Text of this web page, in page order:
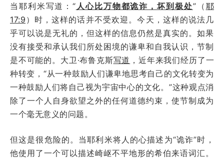
当耶利米写道：“ 人心比万物都诡诈，坏到极处”（ 耶
17:9 ）时，这样的话并不受欢迎。今天，这样的说法几
乎可以说是无礼的，但这样的信息仍然是真实的。如果
没有接受和承认我们所处困境的谦卑和自我认识，节制
是不可能的。大卫·布鲁克斯写道 ，近年来我们经历了一
种转变，“从一种鼓励人们谦卑地思考自己的文化转变为
一种鼓励人们将自己视为宇宙中心的文化。”这种观点消
除了一个人自身欲望之外的任何道德约束，使节制成为
一个毫无意义的问题。
但这是很危险的。当耶利米将人的心描述为“诡诈”时，
他使用了一个可以描述崎岖不平地形的希伯来语词汇。